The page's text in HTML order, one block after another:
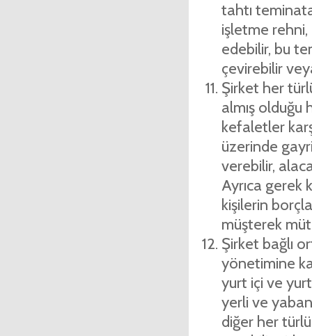
tahtı
işletme
ede­bilir, bu
çevire­bilir
Şirket her
almış
kefaletler
üz­erinde
verebilir,
Ayrıca gerek
kişilerin
müşterek
Şirket bağlı
yönetimine
yurt içi ve
yerli ve
diğer her